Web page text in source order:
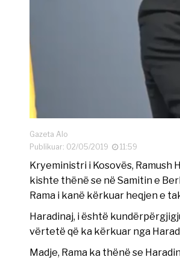
Gazeta Alo
Publikuar: 02/05/2019
11:59
Kryeministri i Kosovës, Ramush
kishte thënë se në Samitin e
Rama i kanë kërkuar heqjen e
Haradinaj, i është
vërtetë që ka kërkuar nga
Madje, Rama ka thënë se